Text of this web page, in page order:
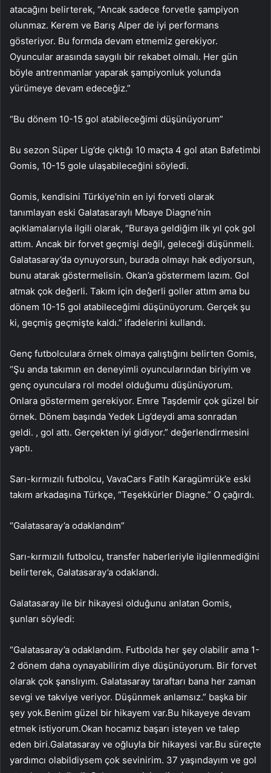
atacağını belirterek, “Ancak sadece forvetle şampiyon
olunmaz. Kerem ve Barış Alper de iyi performans
gösteriyor. Bu formda devam etmemiz gerekiyor.
Oyuncular arasında saygılı bir rekabet olmalı. Her gün
böyle antrenmanlar yaparak şampiyonluk yolunda
yürümeye devam edeceğiz.”
“Bu dönem 10-15 gol atabileceğimi düşünüyorum”
Bu sezon Süper Lig’de çıktığı 10 maçta 4 gol atan Bafetimbi
Gomis, 10-15 gole ulaşabileceğini söyledi.
Gomis, kendisini Türkiye’nin en iyi forveti olarak
tanımlayan eski Galatasaraylı Mbaye Diagne’nin
açıklamalarıyla ilgili olarak, “Buraya geldiğim ilk yıl çok gol
attım. Ancak bir forvet geçmişi değil, geleceği düşünmeli.
Galatasaray’da oynuyorsun, burada olmayı hak ediyorsun,
bunu atarak göstermelisin. Okan’a göstermem lazım. Gol
atmak çok değerli. Takım için değerli goller attım ama bu
dönem 10-15 gol atabileceğimi düşünüyorum. Gerçek şu
ki, geçmiş geçmişte kaldı.” ifadelerini kullandı.
Genç futbolculara örnek olmaya çalıştığını belirten Gomis,
“Şu anda takımın en deneyimli oyuncularından biriyim ve
genç oyunculara rol model olduğumu düşünüyorum.
Onlara göstermem gerekiyor. Emre Taşdemir çok güzel bir
örnek. Dönem başında Yedek Lig’deydi ama sonradan
geldi. , gol attı. Gerçekten iyi gidiyor.” değerlendirmesini
yaptı.
Sarı-kırmızılı futbolcu, VavaCars Fatih Karagümrük’e eski
takım arkadaşına Türkçe, “Teşekkürler Diagne.” O çağırdı.
“Galatasaray’a odaklandım”
Sarı-kırmızılı futbolcu, transfer haberleriyle ilgilenmediğini
belirterek, Galatasaray’a odaklandı.
Galatasaray ile bir hikayesi olduğunu anlatan Gomis,
şunları söyledi:
“Galatasaray’a odaklandım. Futbolda her şey olabilir ama 1-
2 dönem daha oynayabilirim diye düşünüyorum. Bir forvet
olarak çok şanslıyım. Galatasaray taraftarı bana her zaman
sevgi ve takviye veriyor. Düşünmek anlamsız.” başka bir
şey yok.Benim güzel bir hikayem var.Bu hikayeye devam
etmek istiyorum.Okan hocamız başarı isteyen ve talep
eden biri.Galatasaray ve oğluyla bir hikayesi var.Bu süreçte
yardımcı olabildiysem çok sevinirim. 37 yaşındayım ve gol